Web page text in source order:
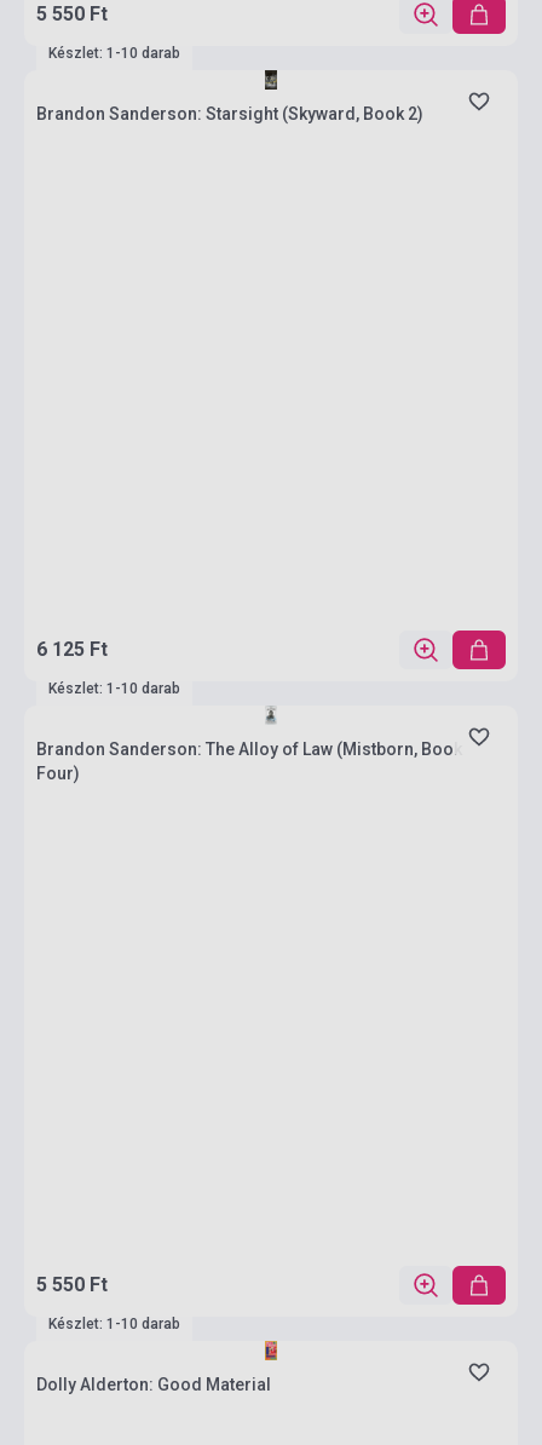
5 550 Ft
Készlet: 1-10 darab
Brandon Sanderson: Starsight (Skyward, Book 2)
6 125 Ft
Készlet: 1-10 darab
Brandon Sanderson: The Alloy of Law (Mistborn, Book
Four)
5 550 Ft
Készlet: 1-10 darab
Dolly Alderton: Good Material